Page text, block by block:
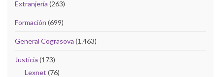
Extranjería (263)
Formación (699)
General Cograsova (1.463)
Justicia (173)
Lexnet (76)